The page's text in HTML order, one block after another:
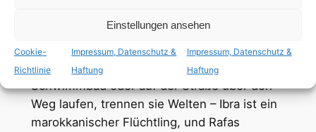
Einstellungen ansehen
Cookie-
Richtlinie
Impressum, Datenschutz &
Haftung
Impressum, Datenschutz &
Haftung
bekommt dann zwar Marta, aber eigentlich
würde Rafa viel lieber Ibra küssen. Obwohl
sich die beiden Jungs fast täglich im
Schwimmbad oder auf der Straße über den
Weg laufen, trennen sie Welten – Ibra ist ein
marokkanischer Flüchtling, und Rafas